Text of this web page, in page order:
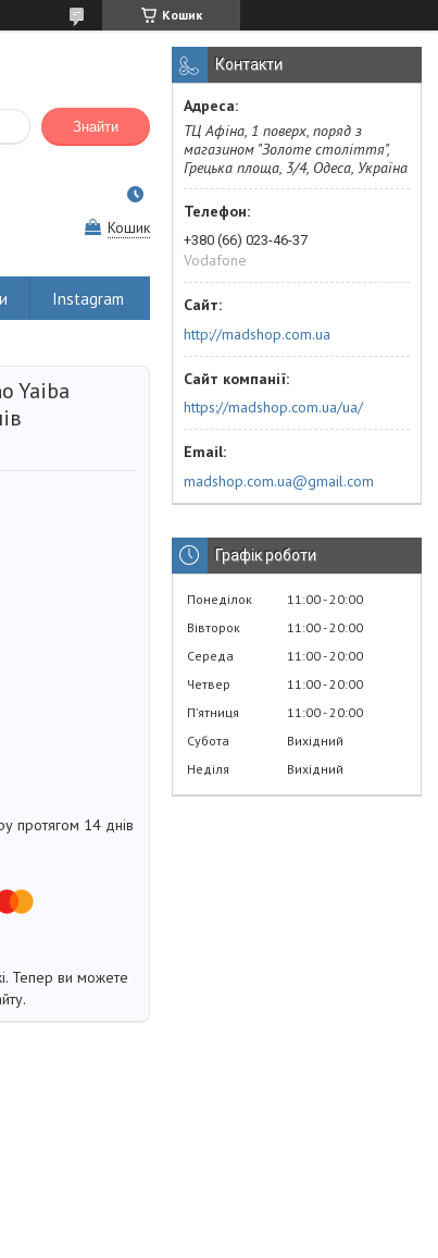
Кошик
Знайти
Кошик
Instagram
Yaiba
протягом 14 днів
Тепер ви можете
Контакти
ТЦ Афіна, 1 поверх, поряд з
магазином "Золоте століття",
Грецька площа, 3/4, Одеса, Україна
+380 (66) 023-46-37
Vodafone
http://madshop.com.ua
https://madshop.com.ua/ua/
madshop.com.ua@gmail.com
Графік роботи
Понеділок 11:00 20:00
Вівторок
11:00 20:00
Середа
11:00 20:00
Четвер
11:00 20:00
Пʼятниця
11:00 20:00
Субота
Вихідний
Неділя
Вихідний